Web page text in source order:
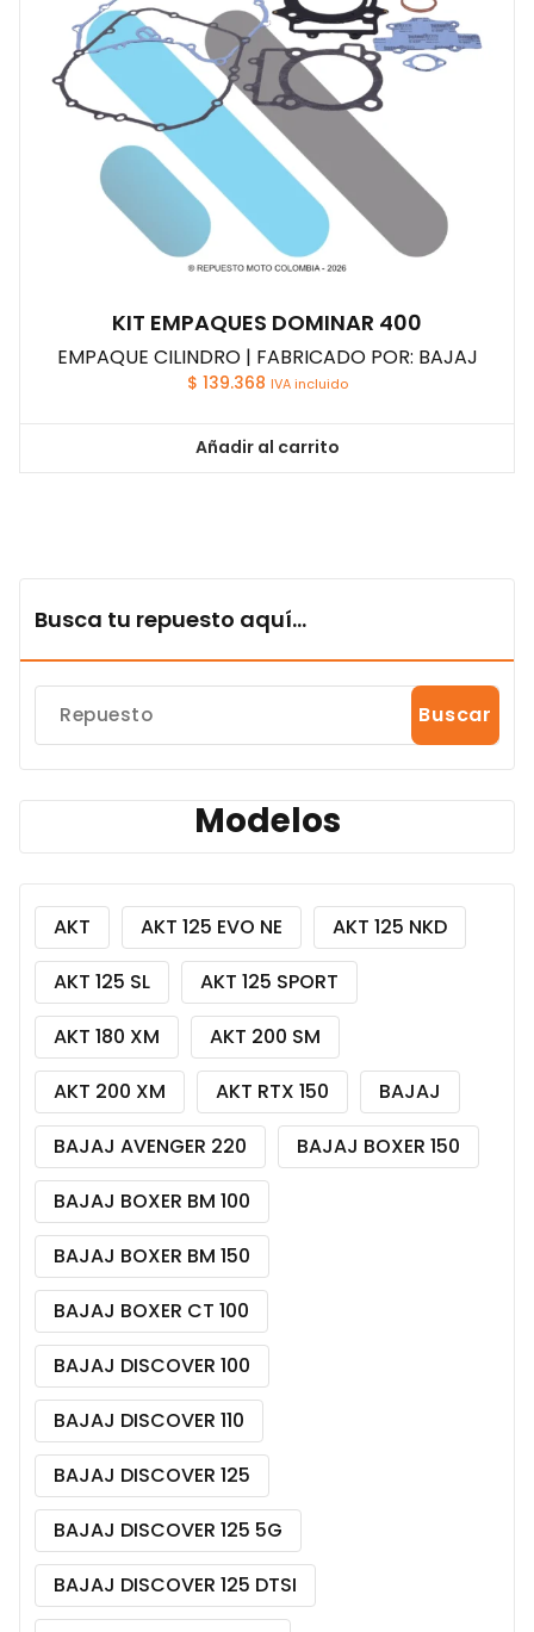
KIT EMPAQUES DOMINAR 400
EMPAQUE CILINDRO | FABRICADO POR: BAJAJ
$ 139.368 IVA incluido
Añadir al carrito
Busca tu repuesto aquí...
Buscar
Modelos
AKT AKT 125 EVO NE
AKT 125 NKD
AKT 125 SL
AKT 125 SPORT
AKT 180 XM
AKT 200 SM
AKT 200 XM
AKT RTX 150
BAJAJ
BAJAJ AVENGER 220
BAJAJ BOXER 150
BAJAJ BOXER BM 100
BAJAJ BOXER BM 150
BAJAJ BOXER CT 100
BAJAJ DISCOVER 100
BAJAJ DISCOVER 110
BAJAJ DISCOVER 125
BAJAJ DISCOVER 125 5G
BAJAJ DISCOVER 125 DTSI